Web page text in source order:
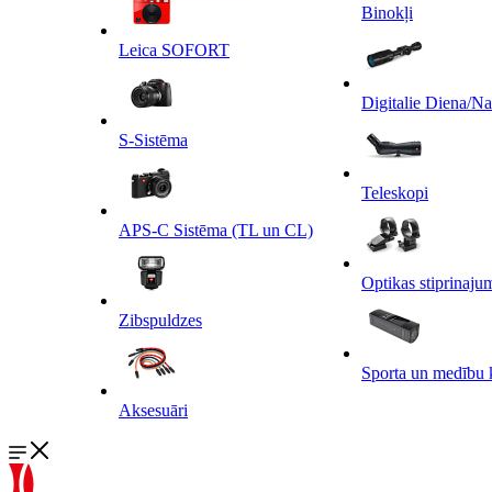
Leica SOFORT
S-Sistēma
APS-C Sistēma (TL un CL)
Zibspuldzes
Aksesuāri
Binokļi
Digitalie Diena/
Teleskopi
Optikas
Sporta un medību